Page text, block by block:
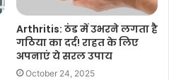
Arthritis: ठंड में उभरने लगता है
गठिया का दर्द! राहत के लिए
अपनाएं ये सरल उपाय
October 24, 2025